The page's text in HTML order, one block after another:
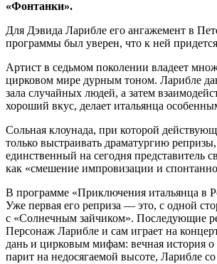
«Фонтанки».
Для Дэвида Ларибле его ангажемент в
программы был уверен, что к ней
Артист в седьмом поколении владеет
цирковом мире дурным тоном. Ларибле
зала случайных людей, а затем
хороший вкус, делает итальянца
Сольная клоунада, при которой
только выстраивать драматургию
единственный на сегодня представитель
как «смешение импровизации и
В программе «Приключения итальянца в
Уже первая его реприза — это, с одной
с «Солнечным зайчиком». Последующие
Персонаж Ларибле и сам играет на
дань и цирковым мифам: вечная история о
парит на недосягаемой высоте, Ларибле